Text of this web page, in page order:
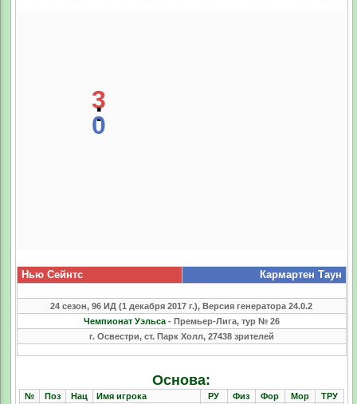
3
:
0
Нью Сейнтс Кармартен Таун
24 сезон, 96 ИД (1 декабря 2017 г.), Версия генератора 24.0.2
Чемпионат Уэльса- Премьер-Лига, тур № 26
г. Освестри, ст. Парк Холл, 27438 зрителей
Основа:
№ Поз Нац Имя игрока РУ Физ Фор Мор
ТРУ